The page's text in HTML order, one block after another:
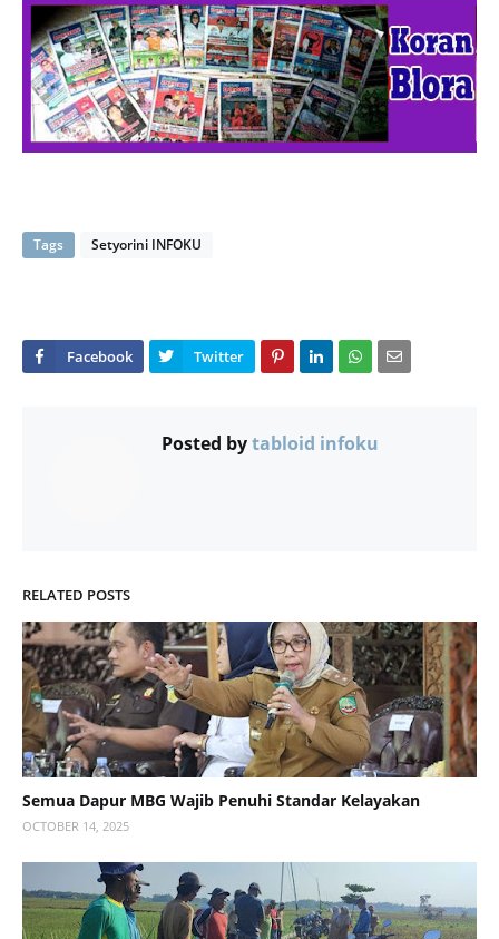
Tags Setyorini INFOKU
Posted bytabloid infoku
RELATED POSTS
Semua Dapur MBG Wajib Penuhi Standar Kelayakan
OCTOBER 14, 2025